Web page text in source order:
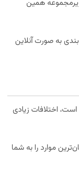
همین
به صورت آنلاین
اختلافات زیادی
موارد را به شما